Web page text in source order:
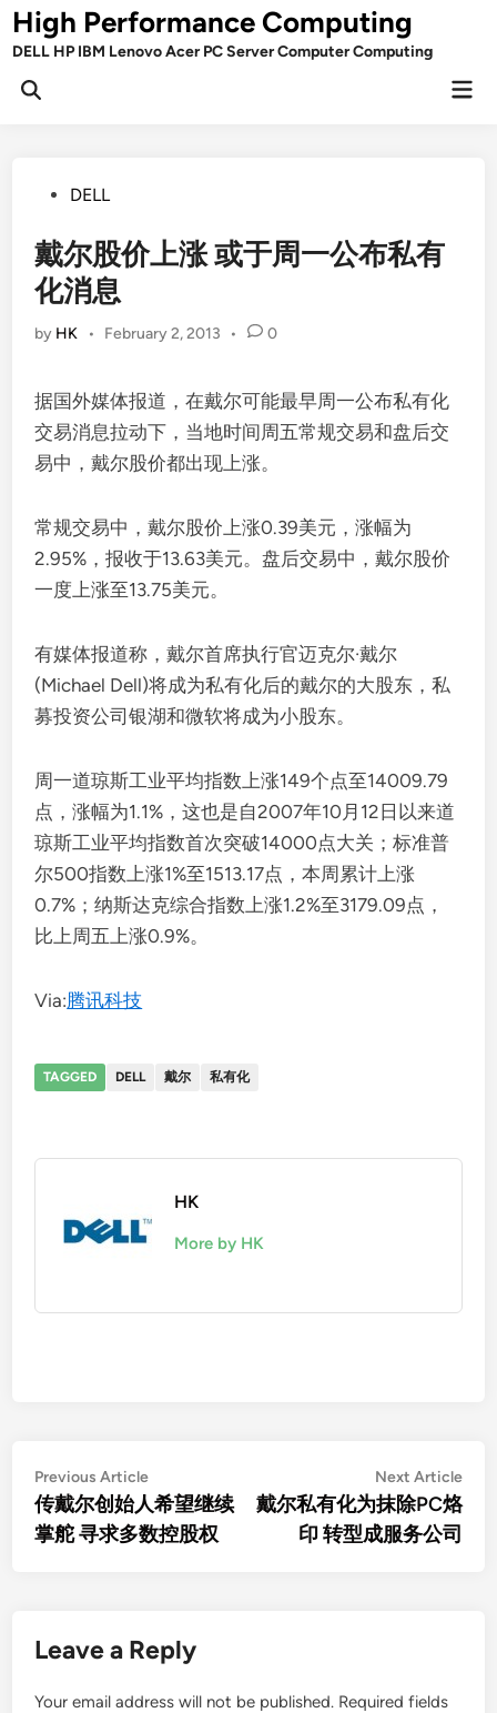
Skip
toHigh Performance Computing
DELL HP IBM Lenovo Acer PC Server Computer Computing
Open
PostedDELL
戴尔股价上涨 或于周一公布私有
化消息
by HK • February 2, 2013 • 0
据国外媒体报道，在戴尔可能最早周一公布私有化
交易消息拉动下，当地时间周五常规交易和盘后交
易中，戴尔股价都出现上涨。
常规交易中，戴尔股价上涨0.39美元，涨幅为
2.95%，报收于13.63美元。盘后交易中，戴尔股价
一度上涨至13.75美元。
有媒体报道称，戴尔首席执行官迈克尔·戴尔
(Michael Dell)将成为私有化后的戴尔的大股东，私
募投资公司银湖和微软将成为小股东。
周一道琼斯工业平均指数上涨149个点至14009.79
点，涨幅为1.1%，这也是自2007年10月12日以来道
琼斯工业平均指数首次突破14000点大关；标准普
尔500指数上涨1%至1513.17点，本周累计上涨
0.7%；纳斯达克综合指数上涨1.2%至3179.09点，
比上周五上涨0.9%。
Via:腾讯科技
TAGGED DELL 戴尔 私有化
HK
More by HK
Post
navigation
Previous ArticlePrevious
article:
传戴尔创始人希望继续
掌舵 寻求多数控股权
Next Article
戴尔私有化为抹除PC烙
印 转型成服务公司
Leave a Reply
Your email address will not be published. Required fields